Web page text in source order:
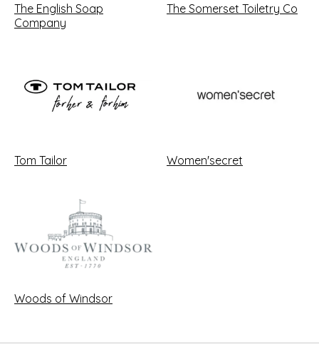
The English Soap
Company
The Somerset Toiletry Co
Tom Tailor Women'secret
Woods of Windsor